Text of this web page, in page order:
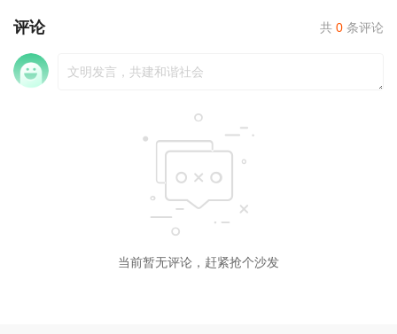
评论 共 0 条评论
当前暂无评论，赶紧抢个沙发